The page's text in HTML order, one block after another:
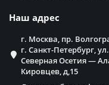
Наш адрес
г. Москва, пр.
г. Санкт-Петербург,
Северная Осетия —
Кировцев, д,15